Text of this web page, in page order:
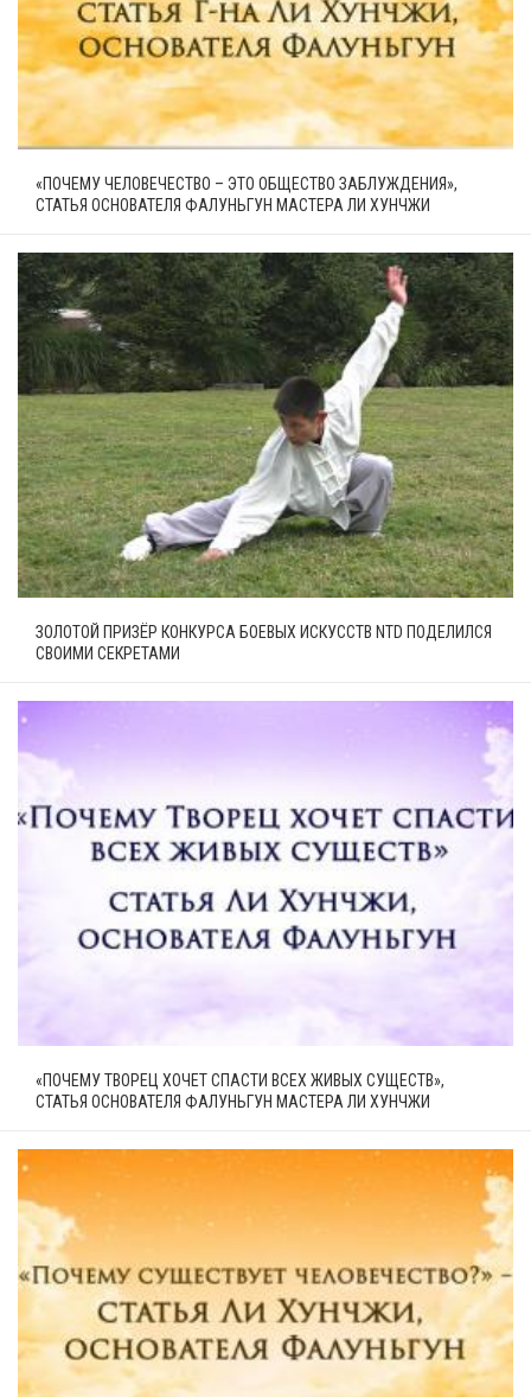
«ПОЧЕМУ ЧЕЛОВЕЧЕСТВО – ЭТО ОБЩЕСТВО ЗАБЛУЖДЕНИЯ»,
СТАТЬЯ ОСНОВАТЕЛЯ ФАЛУНЬГУН МАСТЕРА ЛИ ХУНЧЖИ
ЗОЛОТОЙ ПРИЗЁР КОНКУРСА БОЕВЫХ ИСКУССТВ NTD ПОДЕЛИЛСЯ
СВОИМИ СЕКРЕТАМИ
«ПОЧЕМУ ТВОРЕЦ ХОЧЕТ СПАСТИ ВСЕХ ЖИВЫХ СУЩЕСТВ»,
СТАТЬЯ ОСНОВАТЕЛЯ ФАЛУНЬГУН МАСТЕРА ЛИ ХУНЧЖИ